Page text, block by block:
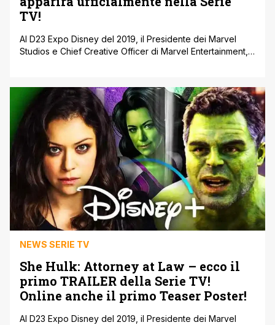
TV!
Al D23 Expo Disney del 2019, il Presidente dei Marvel
Studios e Chief Creative Officer di Marvel Entertainment,
ovviamente canoniche all’interno del consolidato Marvel
Cinematic Universe tra cui una incentrata su Jennifer
Walters a.k.a. She-Hulk, cugina del più noto Bruce
Banner/L’incredibile Hulk interpretato da Mark Ruffalo. La
Marvel con il rilascio del primo trailer della prossima serie
Disney+ She-Hulk: Attorney at Law come [']
NEWS SERIE TV
She Hulk: Attorney at Law – ecco il
primo TRAILER della Serie TV!
Online anche il primo Teaser Poster!
Al D23 Expo Disney del 2019, il Presidente dei Marvel